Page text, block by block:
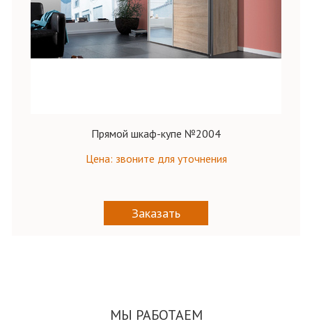
Прямой шкаф-купе №2004
Цена: звоните для уточнения
Заказать
МЫ РАБОТАЕМ